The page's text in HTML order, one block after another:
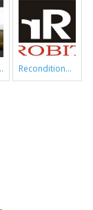
reconditionari cazi de baie